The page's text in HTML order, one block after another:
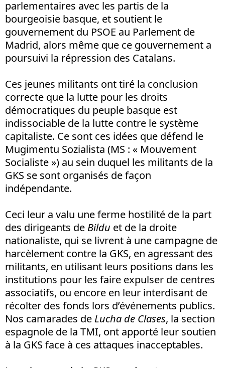
parlementaires avec les partis de la
bourgeoisie basque, et soutient le
gouvernement du PSOE au Parlement de
Madrid, alors même que ce gouvernement a
poursuivi la répression des Catalans.
Ces jeunes militants ont tiré la conclusion
correcte que la lutte pour les droits
démocratiques du peuple basque est
indissociable de la lutte contre le système
capitaliste. Ce sont ces idées que défend le
Mugimentu Sozialista (MS : « Mouvement
Socialiste ») au sein duquel les militants de la
GKS se sont organisés de façon
indépendante.
Ceci leur a valu une ferme hostilité de la part
des dirigeants de Bildu et de la droite
nationaliste, qui se livrent à une campagne de
harcèlement contre la GKS, en agressant des
militants, en utilisant leurs positions dans les
institutions pour les faire expulser de centres
associatifs, ou encore en leur interdisant de
récolter des fonds lors d’événements publics.
Nos camarades de Lucha de Clases, la section
espagnole de la TMI, ont apporté leur soutien
à la GKS face à ces attaques inacceptables.